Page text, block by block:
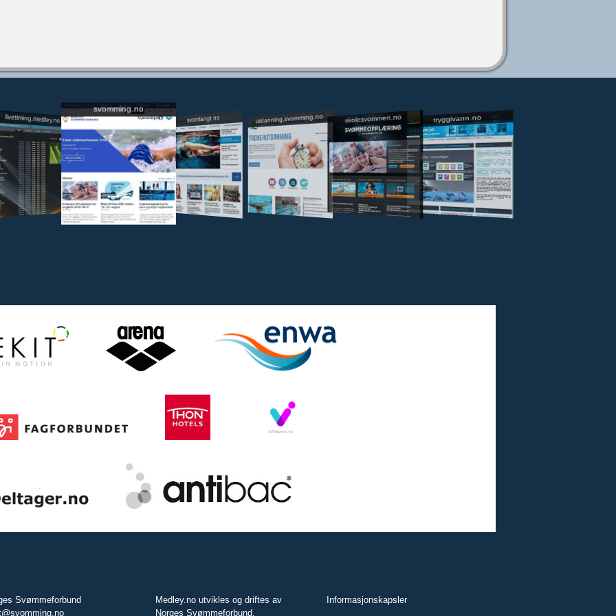
livetiming.medley.no
svomming.no
svomlangt.no utdanning.svomming.no skolesvommen.no tryggivann.no
Svømmeforbund
Medley.no utvikles og driftes av
Norges Svømmeforbund.
Informasjonskapsler